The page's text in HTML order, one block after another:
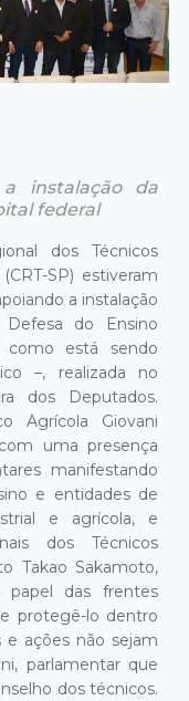
a instalação da
federal
dos Técnicos
SP) estiveram
a instalação
do Ensino
como está sendo
–, realizada no
dos Deputados.
Agrícola Giovani
uma presença
manifestando
e entidades de
e agrícola, e
dos Técnicos
Takao Sakamoto,
papel das frentes
protegê-lo dentro
e ações não sejam
parlamentar que
dos técnicos.